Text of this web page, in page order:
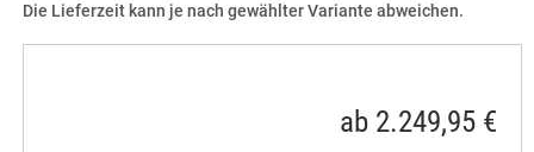
Die Lieferzeit kann je nach gewählter Variante abweichen.
ab 2.249,95 €